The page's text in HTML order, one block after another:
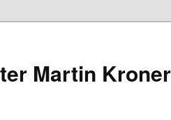
Martin Kroner